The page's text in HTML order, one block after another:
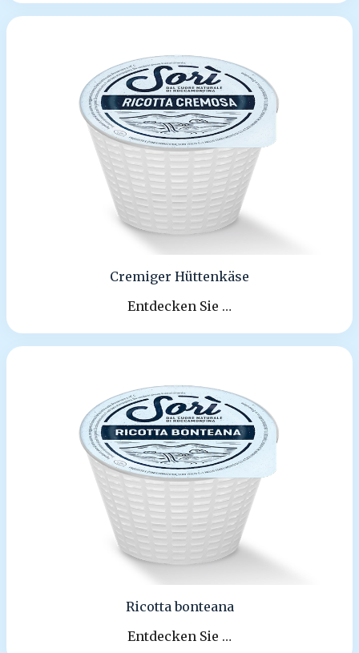
Cremiger Hüttenkäse
Entdecken Sie …
Ricotta bonteana
Entdecken Sie …